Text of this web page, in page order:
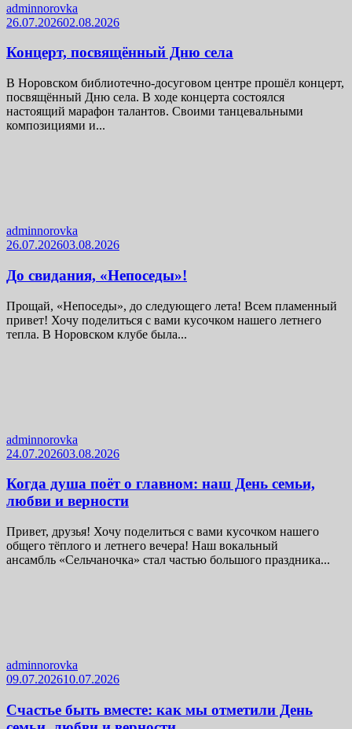
adminnorovka
26.07.202602.08.2026
Концерт, посвящённый Дню села
В Норовском библиотечно-досуговом центре прошёл концерт,
посвящённый Дню села. В ходе концерта состоялся
настоящий марафон талантов. Своими танцевальными
композициями и...
adminnorovka
26.07.202603.08.2026
До свидания, «Непоседы»!
Прощай, «Непоседы», до следующего лета! Всем пламенный
привет! Хочу поделиться с вами кусочком нашего летнего
тепла. В Норовском клубе была...
adminnorovka
24.07.202603.08.2026
Когда душа поёт о главном: наш День семьи,
любви и верности
Привет, друзья! Хочу поделиться с вами кусочком нашего
общего тёплого и летнего вечера! Наш вокальный
ансамбль «Сельчаночка» стал частью большого праздника...
adminnorovka
09.07.202610.07.2026
Счастье быть вместе: как мы отметили День